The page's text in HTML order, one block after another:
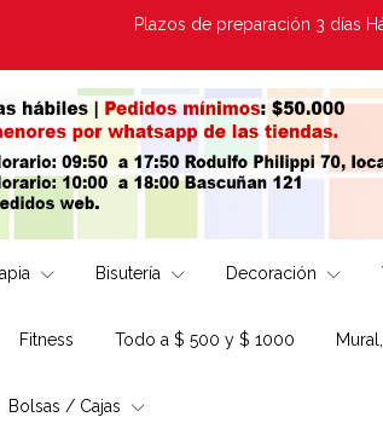
Plazos de preparación 3 días
Bisutería Decoración
Fitness Todo a $ 500 y $ 1000
Bolsas / Cajas